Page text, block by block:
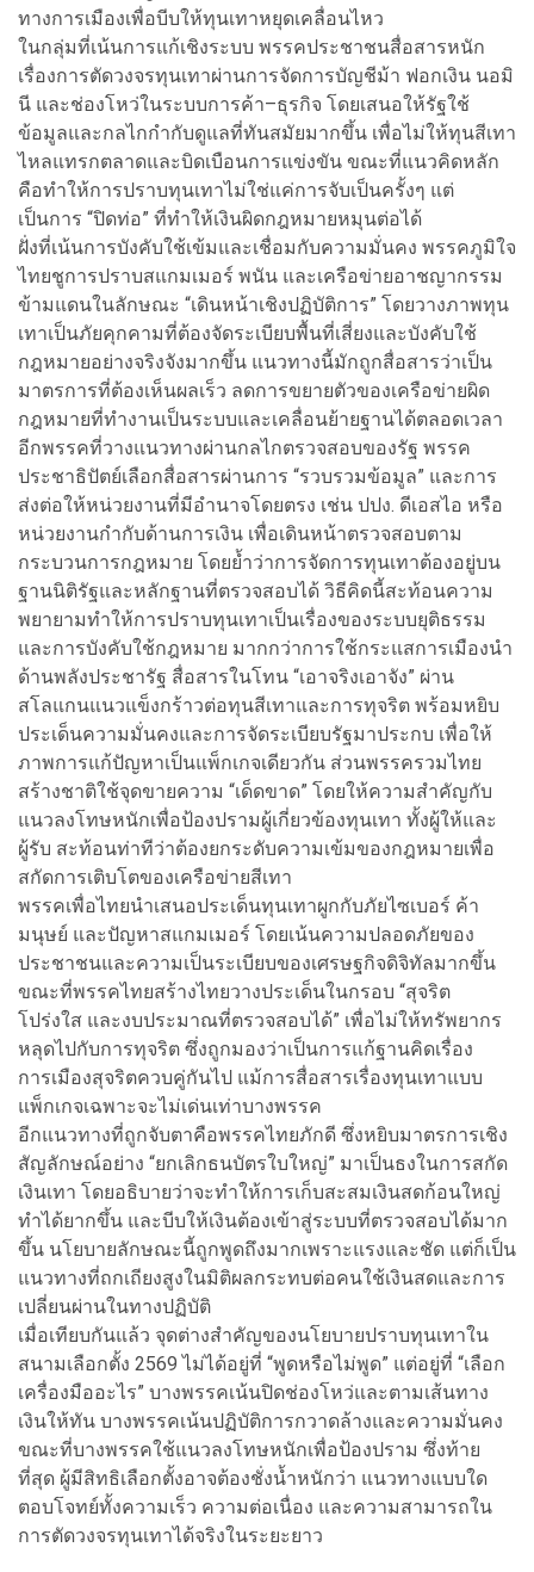
ทางการเมืองเพื่อบีบให้ทุนเทาหยุดเคลื่อนไหว
ในกลุ่มที่เน้นการแก้เชิงระบบ พรรคประชาชนสื่อสารหนัก
เรื่องการตัดวงจรทุนเทาผ่านการจัดการบัญชีม้า ฟอกเงิน นอมิ
นี และช่องโหว่ในระบบการค้า–ธุรกิจ โดยเสนอให้รัฐใช้
ข้อมูลและกลไกกำกับดูแลที่ทันสมัยมากขึ้น เพื่อไม่ให้ทุนสีเทา
ไหลแทรกตลาดและบิดเบือนการแข่งขัน ขณะที่แนวคิดหลัก
คือทำให้การปราบทุนเทาไม่ใช่แค่การจับเป็นครั้งๆ แต่
เป็นการ “ปิดท่อ” ที่ทำให้เงินผิดกฎหมายหมุนต่อได้
ฝั่งที่เน้นการบังคับใช้เข้มและเชื่อมกับความมั่นคง พรรคภูมิใจ
ไทยชูการปราบสแกมเมอร์ พนัน และเครือข่ายอาชญากรรม
ข้ามแดนในลักษณะ “เดินหน้าเชิงปฏิบัติการ” โดยวางภาพทุน
เทาเป็นภัยคุกคามที่ต้องจัดระเบียบพื้นที่เสี่ยงและบังคับใช้
กฎหมายอย่างจริงจังมากขึ้น แนวทางนี้มักถูกสื่อสารว่าเป็น
มาตรการที่ต้องเห็นผลเร็ว ลดการขยายตัวของเครือข่ายผิด
กฎหมายที่ทำงานเป็นระบบและเคลื่อนย้ายฐานได้ตลอดเวลา
อีกพรรคที่วางแนวทางผ่านกลไกตรวจสอบของรัฐ พรรค
ประชาธิปัตย์เลือกสื่อสารผ่านการ “รวบรวมข้อมูล” และการ
ส่งต่อให้หน่วยงานที่มีอำนาจโดยตรง เช่น ปปง. ดีเอสไอ หรือ
หน่วยงานกำกับด้านการเงิน เพื่อเดินหน้าตรวจสอบตาม
กระบวนการกฎหมาย โดยย้ำว่าการจัดการทุนเทาต้องอยู่บน
ฐานนิติรัฐและหลักฐานที่ตรวจสอบได้ วิธีคิดนี้สะท้อนความ
พยายามทำให้การปราบทุนเทาเป็นเรื่องของระบบยุติธรรม
และการบังคับใช้กฎหมาย มากกว่าการใช้กระแสการเมืองนำ
ด้านพลังประชารัฐ สื่อสารในโทน “เอาจริงเอาจัง” ผ่าน
สโลแกนแนวแข็งกร้าวต่อทุนสีเทาและการทุจริต พร้อมหยิบ
ประเด็นความมั่นคงและการจัดระเบียบรัฐมาประกบ เพื่อให้
ภาพการแก้ปัญหาเป็นแพ็กเกจเดียวกัน ส่วนพรรครวมไทย
สร้างชาติใช้จุดขายความ “เด็ดขาด” โดยให้ความสำคัญกับ
แนวลงโทษหนักเพื่อป้องปรามผู้เกี่ยวข้องทุนเทา ทั้งผู้ให้และ
ผู้รับ สะท้อนท่าทีว่าต้องยกระดับความเข้มของกฎหมายเพื่อ
สกัดการเติบโตของเครือข่ายสีเทา
พรรคเพื่อไทยนำเสนอประเด็นทุนเทาผูกกับภัยไซเบอร์ ค้า
มนุษย์ และปัญหาสแกมเมอร์ โดยเน้นความปลอดภัยของ
ประชาชนและความเป็นระเบียบของเศรษฐกิจดิจิทัลมากขึ้น
ขณะที่พรรคไทยสร้างไทยวางประเด็นในกรอบ “สุจริต
โปร่งใส และงบประมาณที่ตรวจสอบได้” เพื่อไม่ให้ทรัพยากร
หลุดไปกับการทุจริต ซึ่งถูกมองว่าเป็นการแก้ฐานคิดเรื่อง
การเมืองสุจริตควบคู่กันไป แม้การสื่อสารเรื่องทุนเทาแบบ
แพ็กเกจเฉพาะจะไม่เด่นเท่าบางพรรค
อีกแนวทางที่ถูกจับตาคือพรรคไทยภักดี ซึ่งหยิบมาตรการเชิง
สัญลักษณ์อย่าง “ยกเลิกธนบัตรใบใหญ่” มาเป็นธงในการสกัด
เงินเทา โดยอธิบายว่าจะทำให้การเก็บสะสมเงินสดก้อนใหญ่
ทำได้ยากขึ้น และบีบให้เงินต้องเข้าสู่ระบบที่ตรวจสอบได้มาก
ขึ้น นโยบายลักษณะนี้ถูกพูดถึงมากเพราะแรงและชัด แต่ก็เป็น
แนวทางที่ถกเถียงสูงในมิติผลกระทบต่อคนใช้เงินสดและการ
เปลี่ยนผ่านในทางปฏิบัติ
เมื่อเทียบกันแล้ว จุดต่างสำคัญของนโยบายปราบทุนเทาใน
สนามเลือกตั้ง 2569 ไม่ได้อยู่ที่ “พูดหรือไม่พูด” แต่อยู่ที่ “เลือก
เครื่องมืออะไร” บางพรรคเน้นปิดช่องโหว่และตามเส้นทาง
เงินให้ทัน บางพรรคเน้นปฏิบัติการกวาดล้างและความมั่นคง
ขณะที่บางพรรคใช้แนวลงโทษหนักเพื่อป้องปราม ซึ่งท้าย
ที่สุด ผู้มีสิทธิเลือกตั้งอาจต้องชั่งน้ำหนักว่า แนวทางแบบใด
ตอบโจทย์ทั้งความเร็ว ความต่อเนื่อง และความสามารถใน
การตัดวงจรทุนเทาได้จริงในระยะยาว